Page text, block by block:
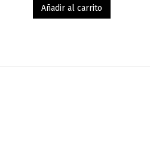
Añadir al carrito